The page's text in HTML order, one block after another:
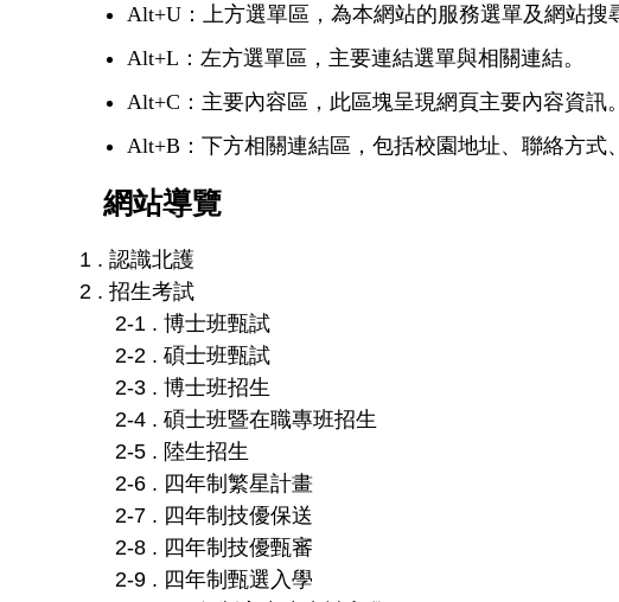
Alt+U：上方選單區，為本網站的服務選單及網站搜
Alt+L：左方選單區，主要連結選單與相關連結。
Alt+C：主要內容區，此區塊呈現網頁主要內容資訊。
Alt+B：下方相關連結區，包括校園地址、聯絡方式
網站導覽
1 . 認識北護
2 . 招生考試
2-1 . 博士班甄試
2-2 . 碩士班甄試
2-3 . 博士班招生
2-4 . 碩士班暨在職專班招生
2-5 . 陸生招生
2-6 . 四年制繁星計畫
2-7 . 四年制技優保送
2-8 . 四年制技優甄審
2-9 . 四年制甄選入學